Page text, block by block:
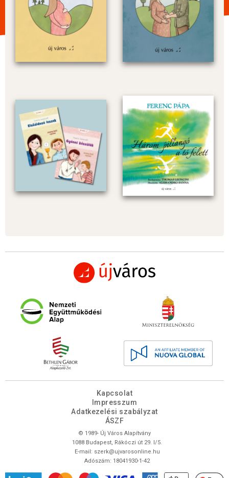
Kapcsolat
Impresszum
Adatkezelési szabályzat
ÁSZF
© 1989- Új Város Alapítvány
1088 Budapest, Rákóczi út 29. I/5.
E-mail: szerk@ujvarosonline.hu
Adószám: 18041930-1-42